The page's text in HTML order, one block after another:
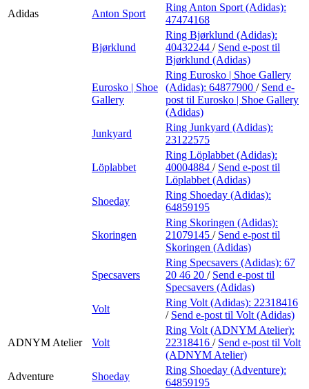
Adidas
Anton Sport
Ring Anton Sport (Adidas):
47474168
Bjørklund
Ring Bjørklund (Adidas):
40432244 / Send e-post til
Bjørklund (Adidas)
Eurosko | Shoe
Gallery
Ring Eurosko | Shoe Gallery
(Adidas): 64877900 / Send e-
post til Eurosko | Shoe Gallery
(Adidas)
Junkyard
Ring Junkyard (Adidas):
23122575
Löplabbet
Ring Löplabbet (Adidas):
40004884 / Send e-post til
Löplabbet (Adidas)
Shoeday
Ring Shoeday (Adidas):
64859195
Skoringen
Ring Skoringen (Adidas):
21079145 / Send e-post til
Skoringen (Adidas)
Specsavers
Ring Specsavers (Adidas): 67
20 46 20 / Send e-post til
Specsavers (Adidas)
Volt
Ring Volt (Adidas): 22318416
/ Send e-post til Volt (Adidas)
ADNYM Atelier Volt
Ring Volt (ADNYM Atelier):
22318416 / Send e-post til Volt
(ADNYM Atelier)
Adventure
Shoeday
Ring Shoeday (Adventure):
64859195